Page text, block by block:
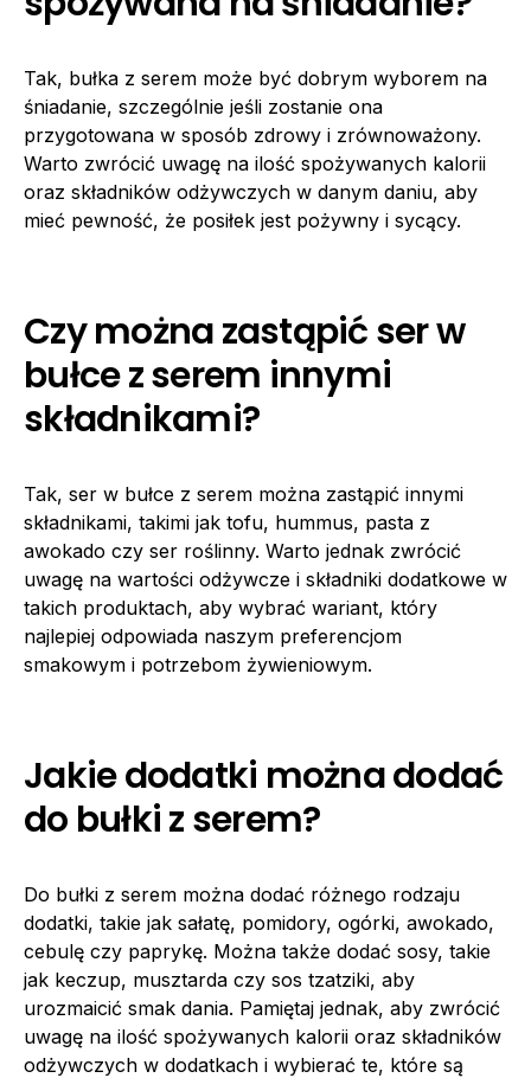
Tak, bułka z serem może być dobrym wyborem na
śniadanie, szczególnie jeśli zostanie ona
przygotowana w sposób zdrowy i zrównoważony.
Warto zwrócić uwagę na ilość spożywanych kalorii
oraz składników odżywczych w danym daniu, aby
mieć pewność, że posiłek jest pożywny i sycący.
Czy można zastąpić ser w
bułce z serem innymi
składnikami?
Tak, ser w bułce z serem można zastąpić innymi
składnikami, takimi jak tofu, hummus, pasta z
awokado czy ser roślinny. Warto jednak zwrócić
uwagę na wartości odżywcze i składniki dodatkowe w
takich produktach, aby wybrać wariant, który
najlepiej odpowiada naszym preferencjom
smakowym i potrzebom żywieniowym.
Jakie dodatki można dodać
do bułki z serem?
Do bułki z serem można dodać różnego rodzaju
dodatki, takie jak sałatę, pomidory, ogórki, awokado,
cebulę czy paprykę. Można także dodać sosy, takie
jak keczup, musztarda czy sos tzatziki, aby
urozmaicić smak dania. Pamiętaj jednak, aby zwrócić
uwagę na ilość spożywanych kalorii oraz składników
odżywczych w dodatkach i wybierać te, które są